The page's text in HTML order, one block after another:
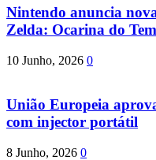
Nintendo anuncia
Zelda: Ocarina do
10 Junho, 2026 0
União Europeia
com injector portátil
8 Junho, 2026 0